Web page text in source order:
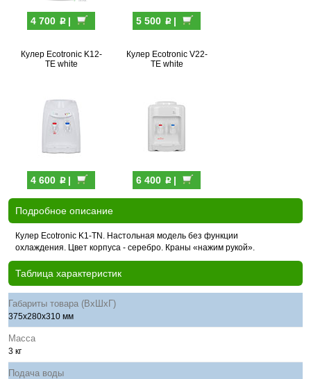
4 700 p| 5 500 p|
Кулер Ecotronic K12-
TE white
4 600 p|
Кулер Ecotronic V22-
TE white
6 400 p|
Подробное описание
Кулер Ecotronic K1-TN. Настольная модель без функции
охлаждения. Цвет корпуса - серебро. Краны «нажим рукой».
Таблица характеристик
Габариты товара (ВхШхГ)
375х280х310 мм
Масса
3 кг
Подача воды